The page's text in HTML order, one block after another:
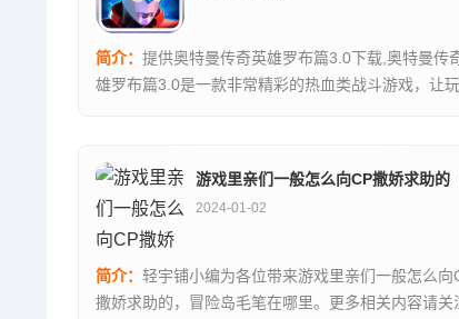
简介： 提供奥特曼传奇英雄罗布篇3.0下载,奥特曼传
雄罗布篇3.0是一款非常精彩的热血类战斗游戏，让
2024-01-02
简介： 轻宇铺小编为各位带来游戏里亲们一般怎么向
撒娇求助的，冒险岛毛笔在哪里。更多相关内容请关